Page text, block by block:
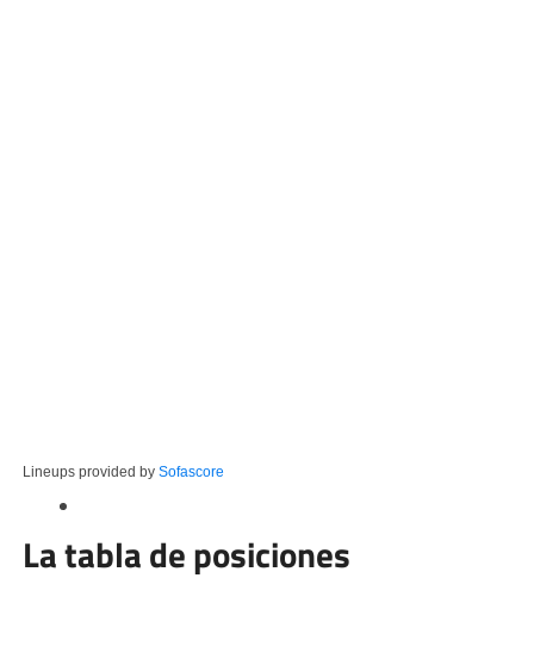
Lineups provided by Sofascore
La tabla de posiciones